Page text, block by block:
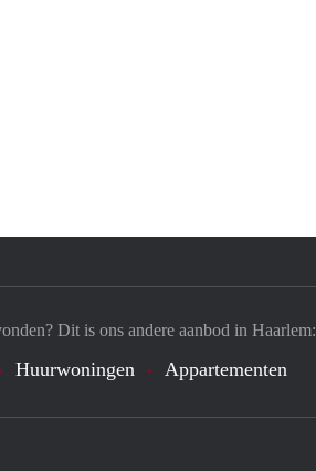
Dit is ons andere aanbod in Haarlem:
Huurwoningen Appartementen